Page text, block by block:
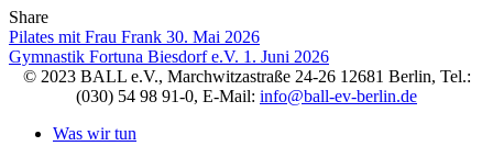
Share
Facebook
Twitter
LinkedIn
Pinterest
Stumbleupon
Email
Pilates mit Frau Frank 30. Mai 2026
Gymnastik Fortuna Biesdorf e.V. 1. Juni 2026
© 2023 BALL e.V., Marchwitzastraße 24-26 12681 Berlin, Tel.:
(030) 54 98 91-0, E-Mail: info@ball-ev-berlin.de
Was wir tun